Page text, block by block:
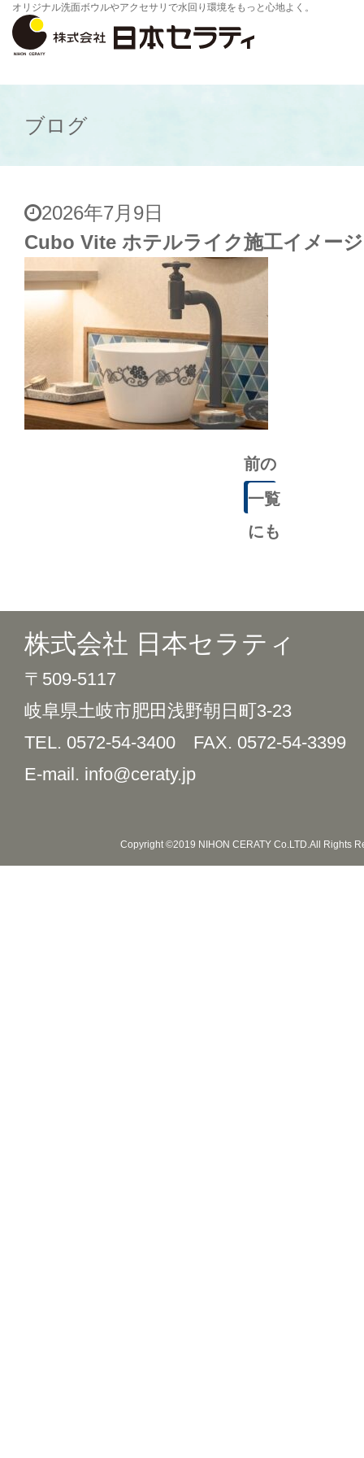
オリジナル洗面ボウルやアクセサリで水回り環境をもっと心地よく。
ブログ
2026年7月9日
Cubo Vite ホテルライク施工イメージ
前の
記事
一覧
にも
株式会社 日本セラティ
〒509-5117
岐阜県土岐市肥田浅野朝日町3-23
TEL. 0572-54-3400 FAX. 0572-54-3399
E-mail. info@ceraty.jp
Copyright ©2019 NIHON CERATY Co.LTD.All Rights